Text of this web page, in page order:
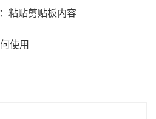
粘贴剪贴板内容
使用